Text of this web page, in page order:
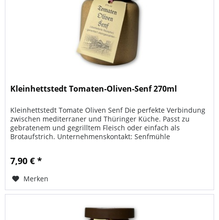
Kleinhettstedt Tomaten-Oliven-Senf 270ml
Kleinhettstedt Tomate Oliven Senf Die perfekte Verbindung
zwischen mediterraner und Thüringer Küche. Passt zu
gebratenem und gegrilltem Fleisch oder einfach als
Brotaufstrich. Unternehmenskontakt: Senfmühle
7,90 € *
Merken